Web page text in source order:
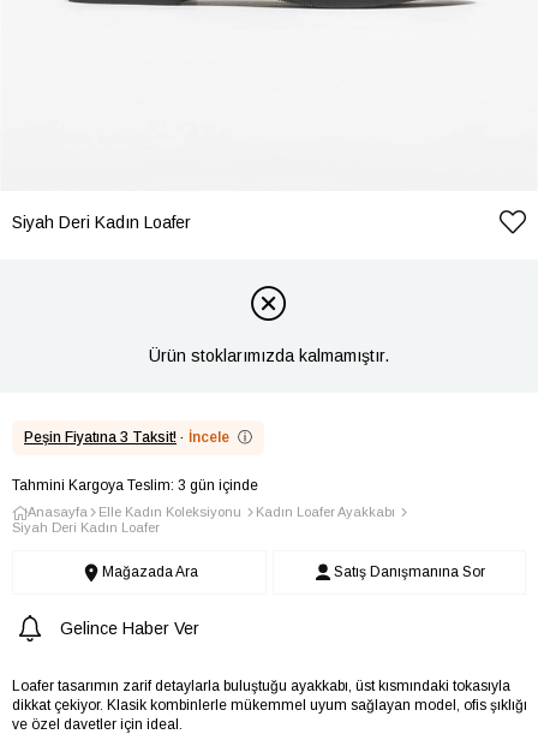
Siyah Deri Kadın Loafer
Ürün stoklarımızda kalmamıştır.
Peşin Fiyatına 3 Taksit! · İncele ⓘ
Tahmini Kargoya Teslim: 3 gün içinde
Anasayfa Elle Kadın Koleksiyonu
Kadın Loafer Ayakkabı
Siyah Deri Kadın Loafer
Mağazada Ara Satış Danışmanına Sor
Gelince Haber Ver
Loafer tasarımın zarif detaylarla buluştuğu ayakkabı, üst kısmındaki tokasıyla
dikkat çekiyor. Klasik kombinlerle mükemmel uyum sağlayan model, ofis şıklığı
ve özel davetler için ideal.